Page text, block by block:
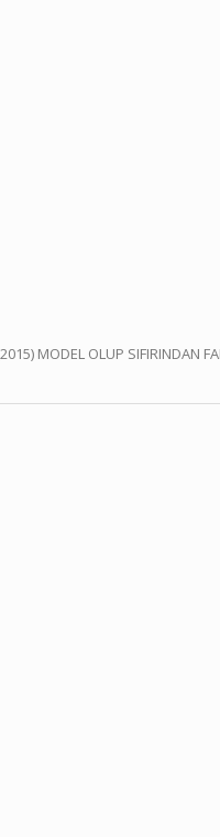
MODEL OLUP SIFIRINDAN